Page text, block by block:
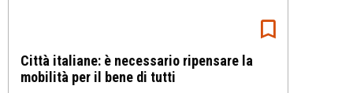
Città italiane: è necessario ripensare la
mobilità per il bene di tutti